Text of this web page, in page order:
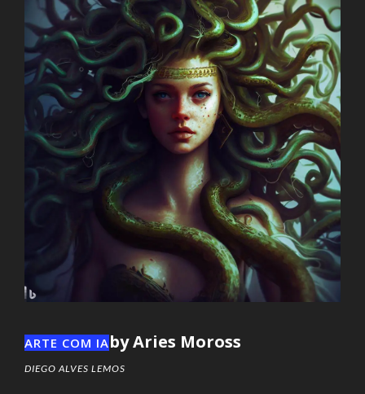
ARTE COM IAby Aries Moross
DIEGO ALVES LEMOS